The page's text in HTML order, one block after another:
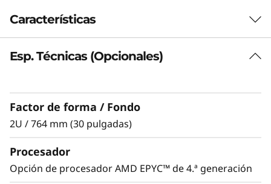
Características
Diseñado para ser flexible
alcanzar una eficiencia y un rendimiento
óptimos. El ThinkSystem SR655 V3 admite
proporcionan óptima aceleración de la carga
de trabajo para aplicaciones de IA, SDI y VDI y
Esp. Técnicas (Opcionales)
Factor de forma / Fondo
2U / 764 mm (30 pulgadas)
Procesador
Opción de procesador AMD EPYC™ de 4.ª generación